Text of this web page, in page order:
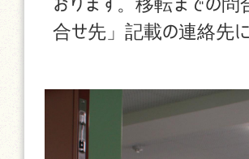
合せ先」記載の連絡先